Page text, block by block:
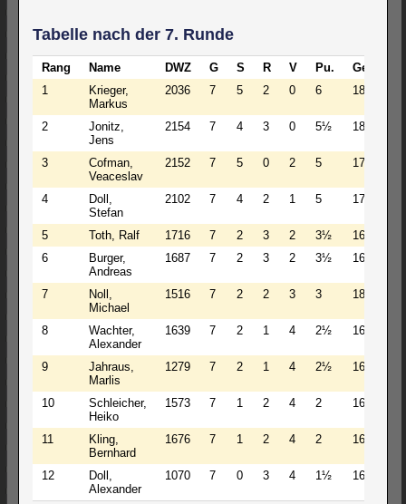
Tabelle nach der 7. Runde
Rang Name DWZ G S R V Pu.
GegW.
1
Krieger,
Markus
2036 7 5 2 0 6 1836
2
Jonitz,
Jens
2154 7 4 3 0 5½ 1841
3
Cofman,
Veaceslav
2152 7 5 0 2 5 1777
4
Doll,
Stefan
2102 7 4 2 1 5 1764
5 Toth, Ralf 1716 7 2 3 2 3½
1699
6
Burger,
Andreas
1687 7 2 3 2 3½ 1681
7
Noll,
Michael
1516 7 2 2 3 3 1814
8
Wachter,
Alexander
1639 7 2 1 4 2½ 1639
9
Jahraus,
Marlis
1279 7 2 1 4 2½ 1620
10
Schleicher,
Heiko
1573 7 1 2 4 2 1641
11
Kling,
Bernhard
1676 7 1 2 4 2 1619
12
Doll,
Alexander
1070 7 0 3 4 1½ 1667